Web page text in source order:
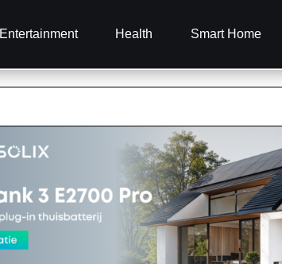
Entertainment Health Smart Home